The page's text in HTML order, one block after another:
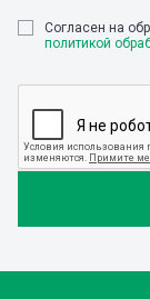
Cогласен на
политикой